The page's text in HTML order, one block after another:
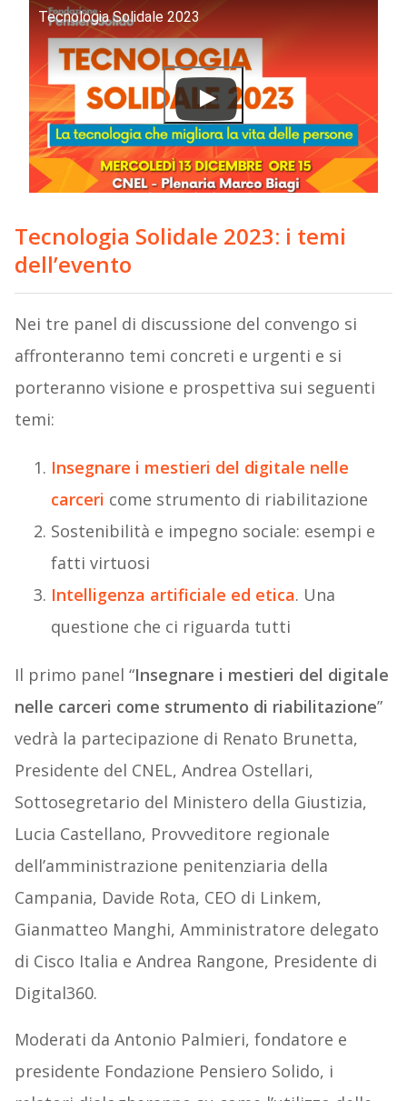
Tecnologia Solidale 2023
Tecnologia Solidale 2023: i temi
dell’evento
Nei tre panel di discussione del convengo si
affronteranno temi concreti e urgenti e si
porteranno visione e prospettiva sui seguenti
temi:
Insegnare i mestieri del digitale nelle
carceri come strumento di riabilitazione
Sostenibilità e impegno sociale: esempi e
fatti virtuosi
Intelligenza artificiale ed etica. Una
questione che ci riguarda tutti
Il primo panel “Insegnare i mestieri del digitale
nelle carceri come strumento di riabilitazione”
vedrà la partecipazione di Renato Brunetta,
Presidente del CNEL, Andrea Ostellari,
Sottosegretario del Ministero della Giustizia,
Lucia Castellano, Provveditore regionale
dell’amministrazione penitenziaria della
Campania, Davide Rota, CEO di Linkem,
Gianmatteo Manghi, Amministratore delegato
di Cisco Italia e Andrea Rangone, Presidente di
Digital360.
Moderati da Antonio Palmieri, fondatore e
presidente Fondazione Pensiero Solido, i